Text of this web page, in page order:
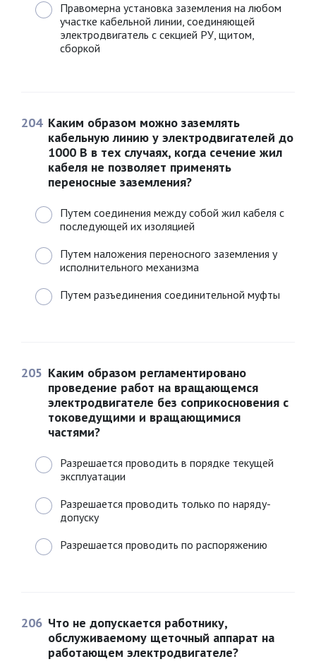
Правомерна установка заземления на любом
участке кабельной линии, соединяющей
электродвигатель с секцией РУ, щитом,
сборкой
204 Каким образом можно заземлять
кабельную линию у электродвигателей до
1000 В в тех случаях, когда сечение жил
кабеля не позволяет применять
переносные заземления?
Путем соединения между собой жил кабеля с
последующей их изоляцией
Путем наложения переносного заземления у
исполнительного механизма
Путем разъединения соединительной муфты
205 Каким образом регламентировано
проведение работ на вращающемся
электродвигателе без соприкосновения с
токоведущими и вращающимися
частями?
Разрешается проводить в порядке текущей
эксплуатации
Разрешается проводить только по наряду-
допуску
Разрешается проводить по распоряжению
206 Что не допускается работнику,
обслуживаемому щеточный аппарат на
работающем электродвигателе?